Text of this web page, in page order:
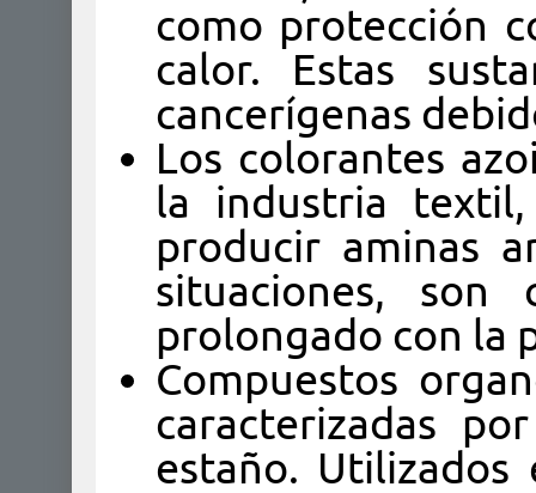
como protección
calor. Estas
cancerígenas
Los colorantes
la industria
producir aminas
situaciones, son
prolongado con la
Compuestos
caracterizadas
estaño.